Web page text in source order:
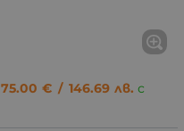
75.00 € / 146.69 лв. с